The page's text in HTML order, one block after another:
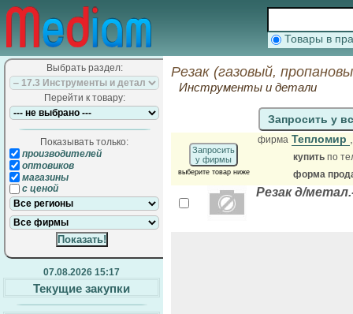
Товары в
Выбрать раздел:
Перейти к товару:
Показывать только:
производителей
оптовиков
магазины
с ценой
07.08.2026 15:17
Текущие закупки
Резак (газовый,
Инструменты и детали
Запросить у
Запросить
у фирмы
выберите товар ниже
фирма Тепломир
купить по
форма
Резак д/